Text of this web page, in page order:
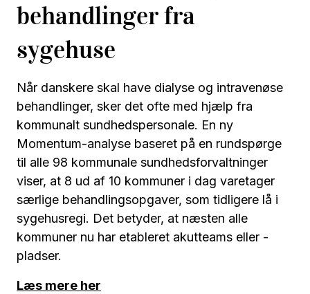
behandlinger fra
sygehuse
Når danskere skal have dialyse og intravenøse
behandlinger, sker det ofte med hjælp fra
kommunalt sundhedspersonale. En ny
Momentum-analyse baseret på en rundspørge
til alle 98 kommunale sundhedsforvaltninger
viser, at 8 ud af 10 kommuner i dag varetager
særlige behandlingsopgaver, som tidligere lå i
sygehusregi. Det betyder, at næsten alle
kommuner nu har etableret akutteams eller -
pladser.
Læs mere her